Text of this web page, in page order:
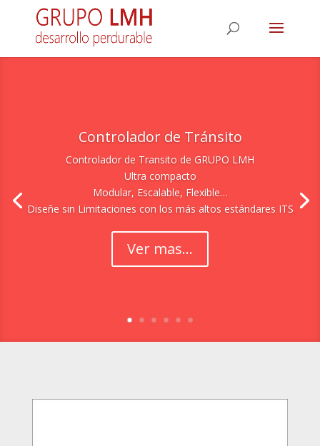
Controlador de Tránsito
Controlador de Transito de GRUPO LMH
Ultra compacto
Modular, Escalable, Flexible…
Diseñe sin Limitaciones con los más altos estándares ITS
Ver mas...